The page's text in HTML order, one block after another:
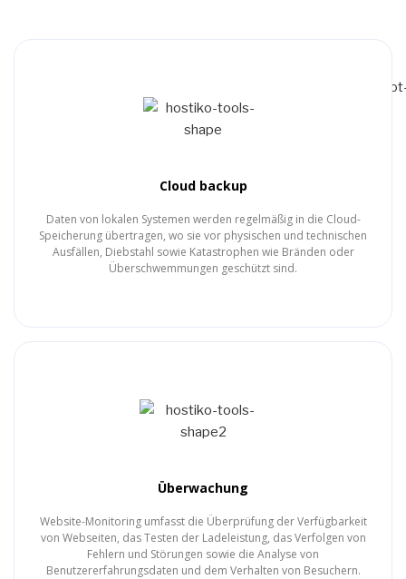
Cloud backup
Daten von lokalen Systemen werden regelmäßig in die Cloud-
Speicherung übertragen, wo sie vor physischen und technischen
Ausfällen, Diebstahl sowie Katastrophen wie Bränden oder
Überschwemmungen geschützt sind.
Überwachung
Website-Monitoring umfasst die Überprüfung der Verfügbarkeit
von Webseiten, das Testen der Ladeleistung, das Verfolgen von
Fehlern und Störungen sowie die Analyse von
Benutzererfahrungsdaten und dem Verhalten von Besuchern.